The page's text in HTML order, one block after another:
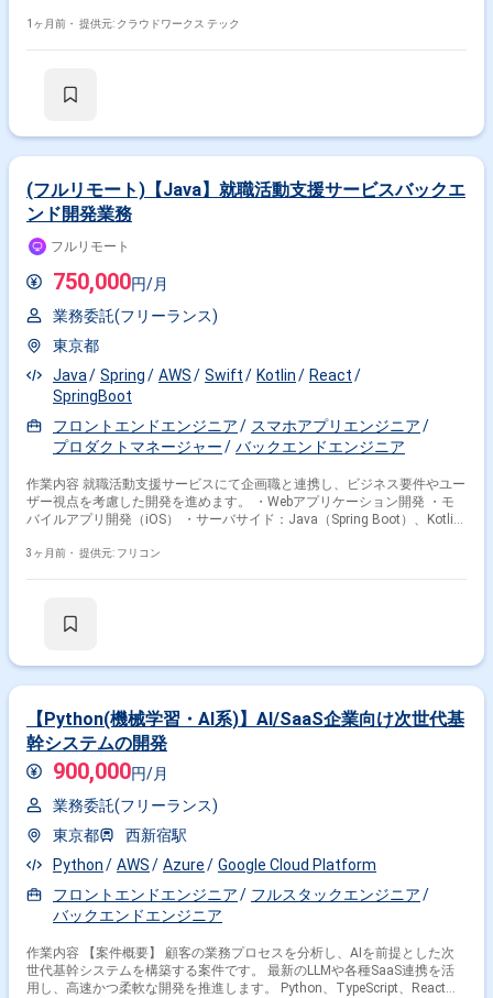
ステムの設計・開発】 自動運転サービスに不可欠なバックエンド機能を主
載データ活用アプリケーションの実装】 車両から送られてくるデータを扱
C++, React, Node.js FW：React.js, Next.js, EKS インフラ：AWS, Docker ■
働き方 稼働量：週5日 リモート稼働：フルリモート（PC受け渡しやキック
オフ時に出社・訪問の可能性あり） フレックス稼働：要相談 関わるサー
ビス・プロダクト ■ 企業について クライアント企業の「文化」「環境」
「技術」「人」の変革を支援するテクノロジーカンパニーです。単なる受
託開発ではなく、プロダクトオーナーに寄り添い、本質的な課題解決を共
に目指す共創型の開発スタイルを特徴としています。HRT+Joy（謙虚・
尊敬・信頼・楽しむ）を理念に掲げ、チームでの成果を重視する文化があ
ります。 【参考：会社紹介動画】 ①Digital Innovation Garageのご紹介
https://www.youtube.com/watch?v=9lff-D2nXr4 ②クリエーションライン
③[事例]立科WORK TRIP 2020年秋 クリエーションライン編
https://youtu.be/4dEuXqMi7kE ■ プロダクトについて 自動運転（レベル
運転車両をサービスとして安全かつ継続的に運用するための基盤づくりを
担います。移動支援や地域交通の維持といった社会課題の解決に直結す
パンでの大規模展開を見据えたプロジェクトの立ち上げフェーズにつき、
技術面からプロジェクトを牽引できるエンジニアを募集します。現在は要
件やアーキテクチャを固めている段階であり、不確実な状況下でも主体的
1ヶ月前・ 提供元: クラウドワークス テック
(フルリモート)【Java】就職活動支援サービスバックエ
ンド開発業務
フルリモート
750,000円/月
業務委託(フリーランス)
東京都
Java
Spring AWS Swift Kotlin
React
SpringBoot
フロントエンドエンジニア
スマホアプリエンジニア
プロダクトマネージャー
バックエンドエンジニア
作業内容 就職活動支援サービスにて企画職と連携し、ビジネス要件やユー
ザー視点を考慮した開発を進めます。 ・Webアプリケーション開発 ・モ
バイルアプリ開発（iOS） ・サーバサイド：Java（Spring Boot）、Kotlin
ービス：AWS ・コード管理：Github ・デザイン：Figma
3ヶ月前・ 提供元: フリコン
【Python(機械学習・AI系)】AI/SaaS企業向け次世代基
幹システムの開発
900,000円/月
業務委託(フリーランス)
東京都
西新宿駅
Python
AWS Azure
Google Cloud Platform
フロントエンドエンジニア
フルスタックエンジニア
バックエンドエンジニア
作業内容 【案件概要】 顧客の業務プロセスを分析し、AIを前提とした次
世代基幹システムを構築する案件です。 最新のLLMや各種SaaS連携を活
用し、高速かつ柔軟な開発を推進します。 Python、TypeScript、React、